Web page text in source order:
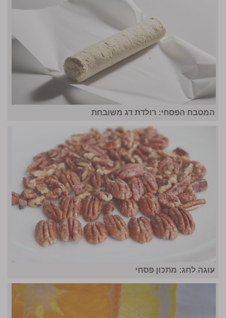
המטבח הפסחי: רולדת דג משובחת
עוגה לחג: מתכון פסחי